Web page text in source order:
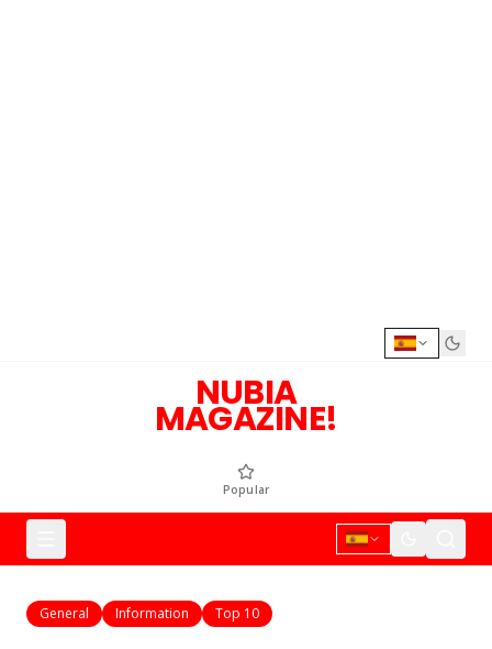
NUBIA
MAGAZINE!
Popular
General Information Top 10